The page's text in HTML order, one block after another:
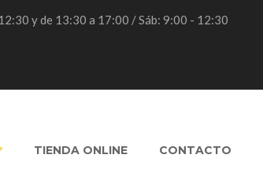
y de 13:30 a 17:00 / Sáb: 9:00 - 12:30
TIENDA ONLINE CONTACTO